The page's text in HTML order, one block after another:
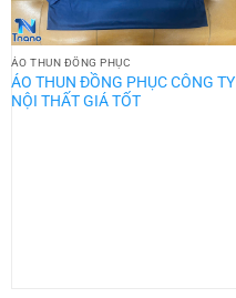
ÁO THUN ĐỒNG PHỤC
ÁO THUN ĐỒNG PHỤC CÔNG TY
NỘI THẤT GIÁ TỐT